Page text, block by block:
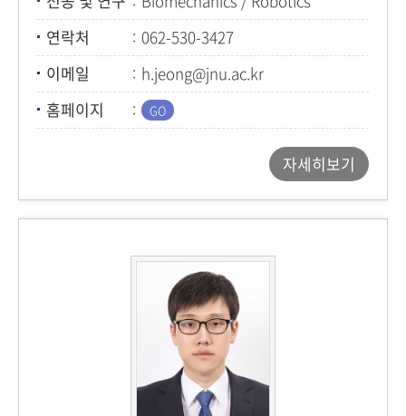
연락처
062-530-3427
이메일
h.jeong@jnu.ac.kr
홈페이지
자세히보기